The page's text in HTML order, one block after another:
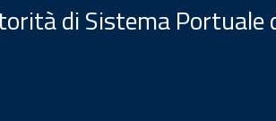
di Sistema Portuale